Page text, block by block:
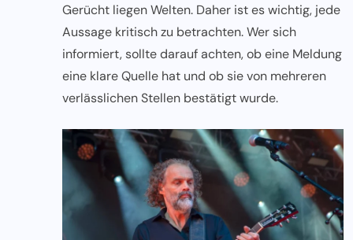
Gerücht liegen Welten. Daher ist es wichtig, jede
Aussage kritisch zu betrachten. Wer sich
informiert, sollte darauf achten, ob eine Meldung
eine klare Quelle hat und ob sie von mehreren
verlässlichen Stellen bestätigt wurde.